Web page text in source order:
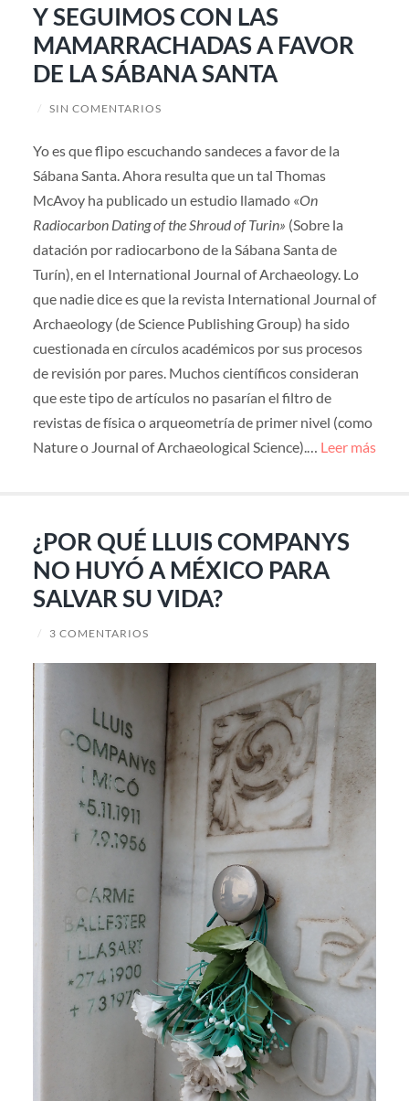
Y SEGUIMOS CON LAS
MAMARRACHADAS A FAVOR
DE LA SÁBANA SANTA
/ SIN COMENTARIOS
Yo es que flipo escuchando sandeces a favor de la
Sábana Santa. Ahora resulta que un tal Thomas
McAvoy ha publicado un estudio llamado «On
Radiocarbon Dating of the Shroud of Turin» (Sobre la
datación por radiocarbono de la Sábana Santa de
Turín), en el International Journal of Archaeology. Lo
que nadie dice es que la revista International Journal of
Archaeology (de Science Publishing Group) ha sido
cuestionada en círculos académicos por sus procesos
de revisión por pares. Muchos científicos consideran
que este tipo de artículos no pasarían el filtro de
revistas de física o arqueometría de primer nivel (como
Nature o Journal of Archaeological Science).… Leer más
¿POR QUÉ LLUIS COMPANYS
NO HUYÓ A MÉXICO PARA
SALVAR SU VIDA?
/ 3 COMENTARIOS